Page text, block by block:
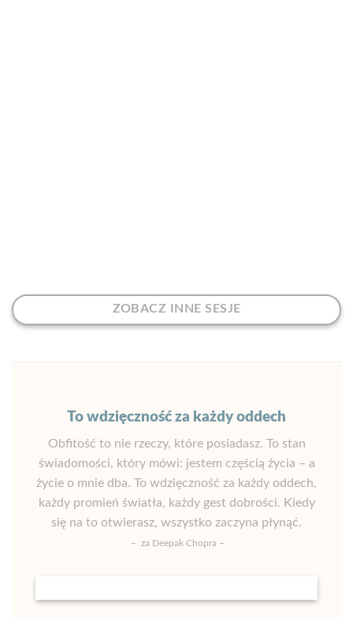
ZOBACZ INNE SESJE
To wdzięczność za każdy oddech
Obfitość to nie rzeczy, które posiadasz. To stan
świadomości, który mówi: jestem częścią życia – a
życie o mnie dba. To wdzięczność za każdy oddech,
każdy promień światła, każdy gest dobrości. Kiedy
się na to otwierasz, wszystko zaczyna płynąć.
– za Deepak Chopra –